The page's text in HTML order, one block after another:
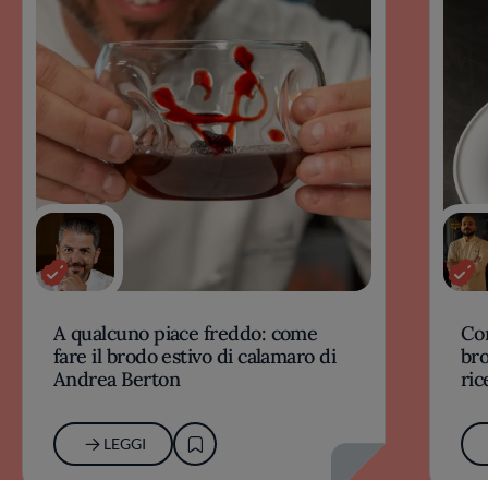
A qualcuno piace freddo: come
fare il brodo estivo di calamaro di
Andrea Berton
LEGGI